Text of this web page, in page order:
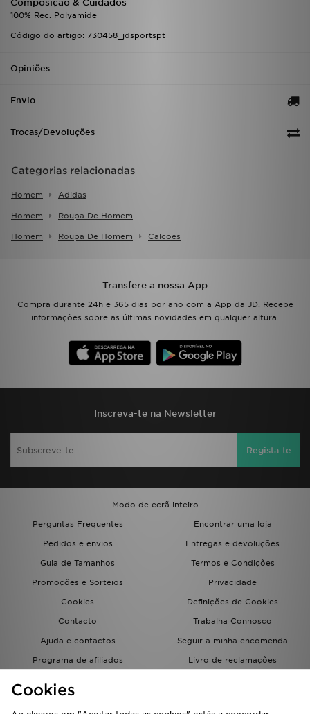
Composição & Cuidados
100% Rec. Polyamide
Código do artigo: 730458_jdsportspt
Opiniões
Envio
Trocas/Devoluções
Categorias relacionadas
Homem Adidas
Homem Roupa De Homem
Homem Roupa De Homem Calcoes
Transfere a nossa App
Compra durante 24h e 365 dias por ano com a App da JD. Recebe
informações sobre as últimas novidades em qualquer altura.
Inscreva-te na Newsletter
Regista-te
Modo de ecrã inteiro
Perguntas Frequentes
Encontrar uma loja
Pedidos e envios
Entregas e devoluções
Guia de Tamanhos
Termos e Condições
Promoções e Sorteios
Privacidade
Cookies
Definições de Cookies
Contacto
Trabalha Connosco
Ajuda e contactos
Seguir a minha encomenda
Programa de afiliados
Livro de reclamações
Cookies